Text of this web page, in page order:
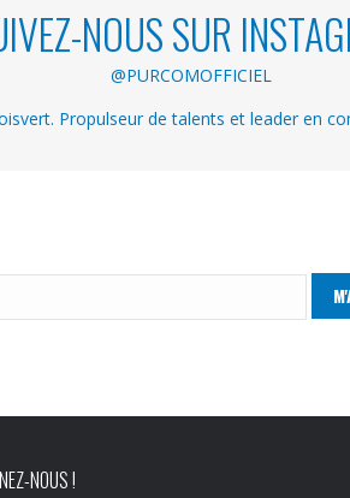
NOUS SUR
@PURCOMOFFICIEL
Propulseur de talents et leader en
NOUS !